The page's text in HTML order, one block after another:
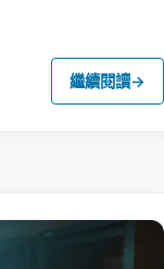
繼續閱讀→